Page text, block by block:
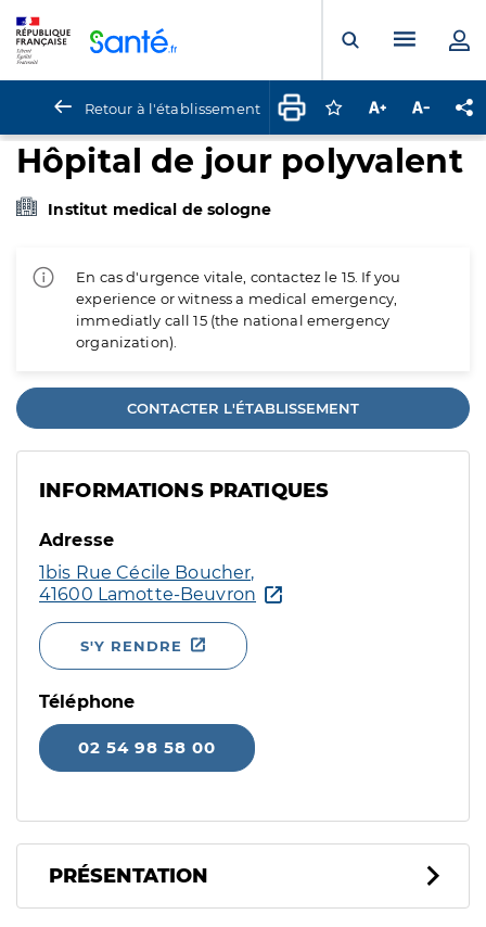
Ouvrir laMenu
Retour à l'établissement Connectez-vous
Augmenter la
Hôpital de jour polyvalent
Institut medical de sologne
En cas d'urgence vitale, contactez le 15. If you
experience or witness a medical emergency,
immediatly call 15 (the national emergency
organization).
CONTACTER L'ÉTABLISSEMENT
INFORMATIONS PRATIQUES
Adresse
1bis Rue Cécile Boucher,
41600 Lamotte-Beuvron
S'Y RENDRE
Téléphone
02 54 98 58 00
PRÉSENTATION